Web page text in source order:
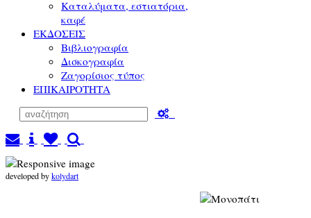
Καταλύματα, εστιατόρια,
καφέ
ΕΚΔΟΣΕΙΣ
Βιβλιογραφία
Δισκογραφία
Ζαγορίσιος τύπος
ΕΠΙΚΑΙΡΟΤΗΤΑ
developed bykolydart